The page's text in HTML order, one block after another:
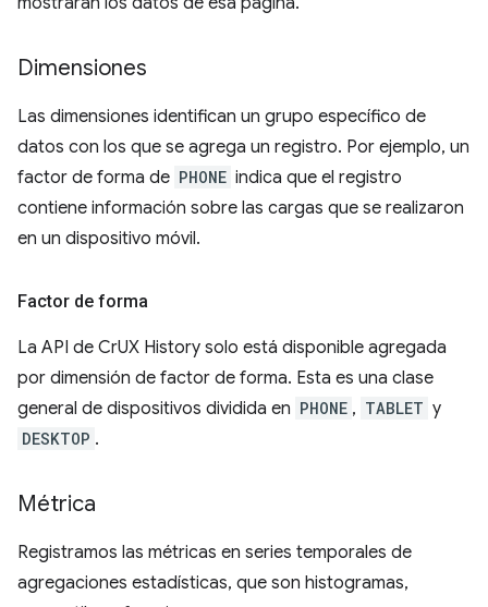
Dimensiones
Las dimensiones identifican un grupo específico de
datos con los que se agrega un registro. Por ejemplo, un
factor de forma de PHONE indica que el registro
contiene información sobre las cargas que se realizaron
en un dispositivo móvil.
Factor de forma
La API de CrUX History solo está disponible agregada
por dimensión de factor de forma. Esta es una clase
general de dispositivos dividida en PHONE , TABLET y
DESKTOP .
Métrica
Registramos las métricas en series temporales de
agregaciones estadísticas, que son histogramas,